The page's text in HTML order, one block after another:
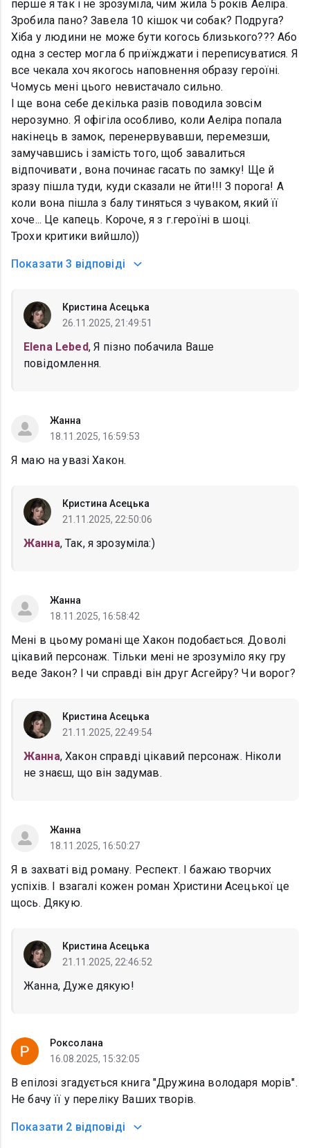
перше я так і не зрозуміла, чим жила 5 років Аеліра.
Зробила пано? Завела 10 кішок чи собак? Подруга?
Хіба у людини не може бути когось близького??? Або
одна з сестер могла б приїжджати і переписуватися. Я
все чекала хоч якогось наповнення образу героїні.
Чомусь мені цього невистачало сильно.
І ще вона себе декілька разів поводила зовсім
нерозумно. Я офігіла особливо, коли Аеліра попала
накінець в замок, перенервувавши, перемезши,
замучавшись і замість того, щоб завалиться
відпочивати , вона починає гасать по замку! Ще й
зразу пішла туди, куди сказали не йти!!! З порога! А
коли вона пішла з балу тиняться з чуваком, який її
хоче... Це капець. Короче, я з г.героїні в шоці.
Трохи критики вийшло))
Показати 3 відповіді
Кристина Асецька
26.11.2025, 21:49:51
Elena Lebed, Я пізно побачила Ваше
повідомлення.
Жанна
18.11.2025, 16:59:53
Я маю на увазі Хакон.
Кристина Асецька
21.11.2025, 22:50:06
Жанна, Так, я зрозуміла:)
Жанна
18.11.2025, 16:58:42
Мені в цьому романі ще Хакон подобається. Доволі
цікавий персонаж. Тільки мені не зрозуміло яку гру
веде Закон? І чи справді він друг Асгейру? Чи ворог?
Кристина Асецька
21.11.2025, 22:49:54
Жанна, Хакон справді цікавий персонаж. Ніколи
не знаєш, що він задумав.
Жанна
18.11.2025, 16:50:27
Я в захваті від роману. Респект. І бажаю творчих
успіхів. І взагалі кожен роман Христини Асецької це
щось. Дякую.
Кристина Асецька
21.11.2025, 22:46:52
Жанна, Дуже дякую!
Роксолана
16.08.2025, 15:32:05
В епілозі згадується книга "Дружина володаря морів".
Не бачу її у переліку Ваших творів.
Показати 2 відповіді